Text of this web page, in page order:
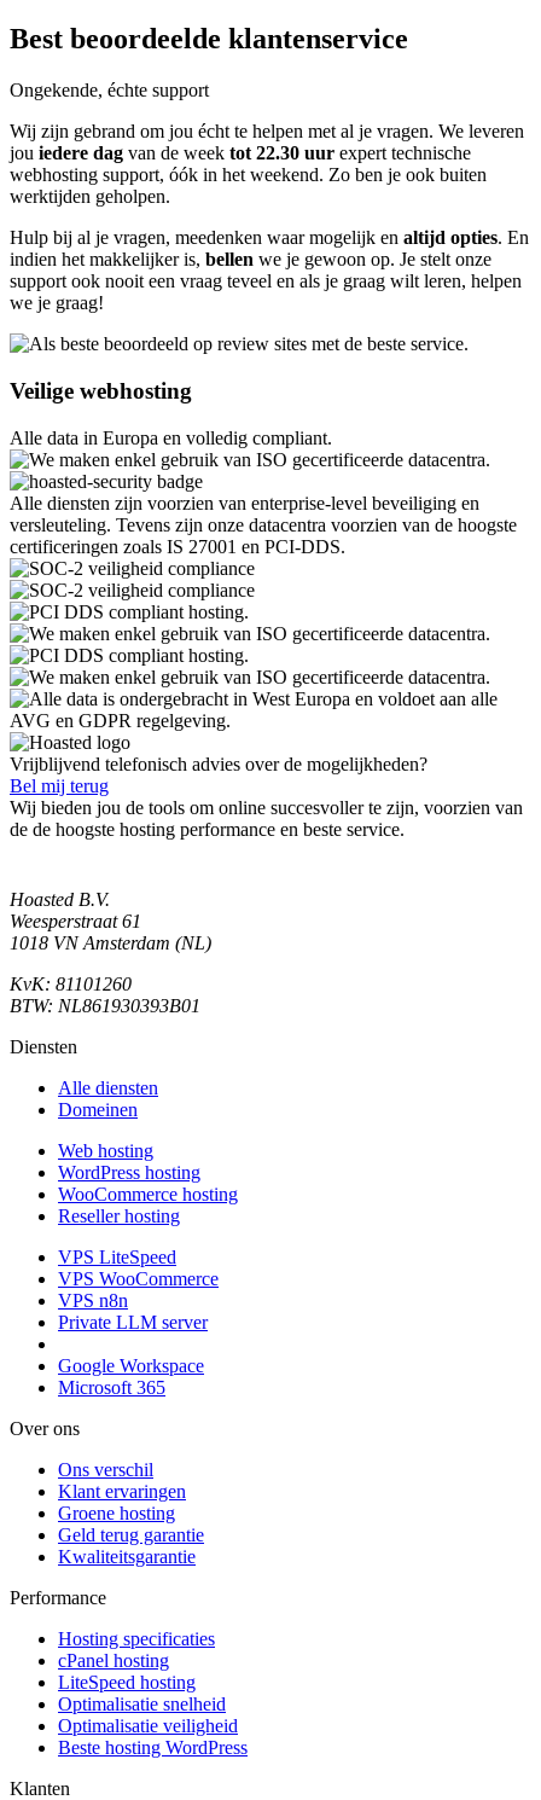
Best beoordeelde klantenservice
Ongekende, échte support
Wij zijn gebrand om jou écht te helpen met al je vragen. We leveren
jou iedere dag van de week tot 22.30 uur expert technische
webhosting support, óók in het weekend. Zo ben je ook buiten
werktijden geholpen.
Hulp bij al je vragen, meedenken waar mogelijk en altijd opties. En
indien het makkelijker is, bellen we je gewoon op. Je stelt onze
support ook nooit een vraag teveel en als je graag wilt leren, helpen
we je graag!
Veilige webhosting
Alle data in Europa en volledig compliant.
Alle diensten zijn voorzien van enterprise-level beveiliging en
versleuteling. Tevens zijn onze datacentra voorzien van de hoogste
certificeringen zoals IS 27001 en PCI-DDS.
Vrijblijvend telefonisch advies over de mogelijkheden?
Bel mij terug
Wij bieden jou de tools om online succesvoller te zijn, voorzien van
de de hoogste hosting performance en beste service.
Hoasted B.V.
Weesperstraat 61
1018 VN Amsterdam (NL)
KvK: 81101260
BTW: NL861930393B01
Diensten
Alle diensten
Domeinen
Web hosting
WordPress hosting
WooCommerce hosting
Reseller hosting
VPS LiteSpeed
VPS WooCommerce
VPS n8n
Private LLM server
Google Workspace
Microsoft 365
Over ons
Ons verschil
Klant ervaringen
Groene hosting
Geld terug garantie
Kwaliteitsgarantie
Performance
Hosting specificaties
cPanel hosting
LiteSpeed hosting
Optimalisatie snelheid
Optimalisatie veiligheid
Beste hosting WordPress
Klanten